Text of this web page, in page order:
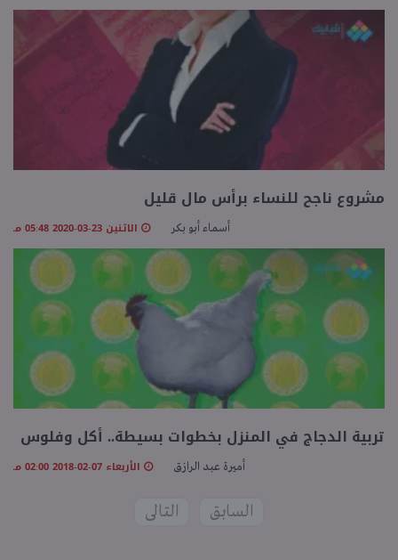
مشروع ناجح للنساء برأس مال قليل
أسماء أبو بكر الاثنين 23-03-2020 05:48 مـ
تربية الدجاج في المنزل بخطوات بسيطة.. أكل وفلوس
أميرة عبد الرازق الأربعاء 07-02-2018 02:00 مـ
السابق التالى